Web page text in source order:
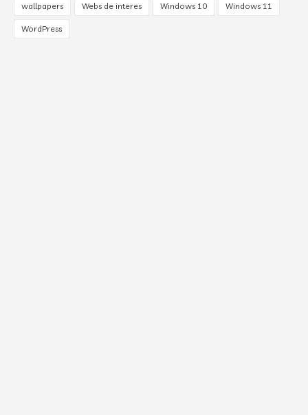
wallpapers Webs de interes Windows 10 Windows 11
WordPress